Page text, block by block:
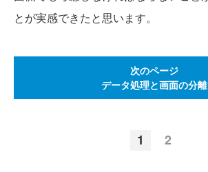
とが実感できたと思います。
次のページ
データ処理と画面の分離
1 2